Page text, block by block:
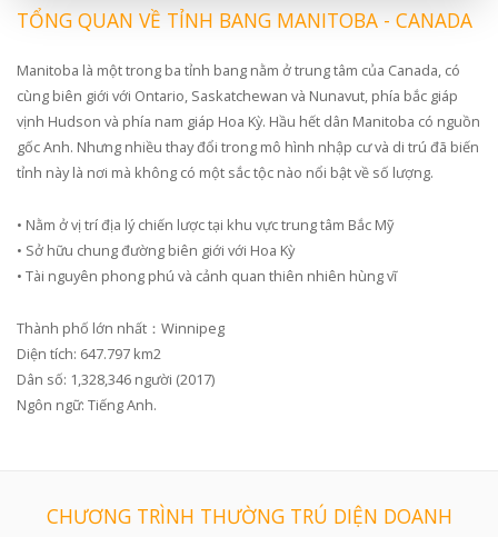
TỔNG QUAN VỀ TỈNH BANG MANITOBA - CANADA
Manitoba là một trong ba tỉnh bang nằm ở trung tâm của Canada, có
cùng biên giới với Ontario, Saskatchewan và Nunavut, phía bắc giáp
vịnh Hudson và phía nam giáp Hoa Kỳ. Hầu hết dân Manitoba có nguồn
gốc Anh. Nhưng nhiều thay đổi trong mô hình nhập cư và di trú đã biến
tỉnh này là nơi mà không có một sắc tộc nào nổi bật về số lượng.
• Nằm ở vị trí địa lý chiến lược tại khu vực trung tâm Bắc Mỹ
• Sở hữu chung đường biên giới với Hoa Kỳ
• Tài nguyên phong phú và cảnh quan thiên nhiên hùng vĩ
Thành phố lớn nhất：Winnipeg
Diện tích: 647.797 km2
Dân số: 1,328,346 người (2017)
Ngôn ngữ: Tiếng Anh.
CHƯƠNG TRÌNH THƯỜNG TRÚ DIỆN DOANH